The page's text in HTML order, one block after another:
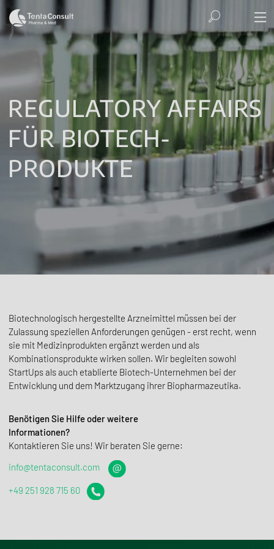
REGULATORY AFFAIRS
FÜR BIOTECH-
PRODUKTE
Biotechnologisch hergestellte Arzneimittel müssen bei der
Zulassung speziellen Anforderungen genügen - erst recht, wenn
sie mit Medizinprodukten ergänzt werden und als
Kombinationsprodukte wirken sollen. Wir begleiten sowohl
StartUps als auch etablierte Biotech-Unternehmen bei der
Entwicklung und dem Marktzugang ihrer Biopharmazeutika.
Benötigen Sie Hilfe oder weitere
Informationen?
Kontaktieren Sie uns! Wir beraten Sie gerne:
info@tentaconsult.com
+49 251 928 715 60